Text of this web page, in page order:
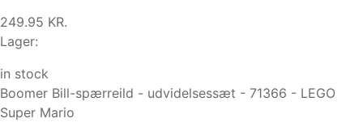
249.95 KR.
Lager:
in stock
Boomer Bill-spærreild - udvidelsessæt - 71366 - LEGO
Super Mario